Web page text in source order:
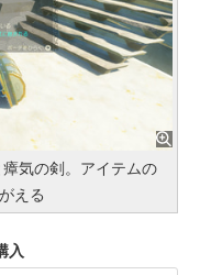
気の剣。アイテムの
える
入